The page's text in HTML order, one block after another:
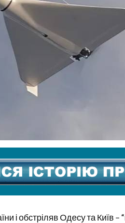
і обстріляв Одесу та Київ –